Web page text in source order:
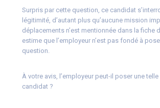
Surpris par cette question, ce candidat
légitimité, d’autant plus qu’aucune mission
déplacements n’est mentionnée dans la fiche
estime que l’employeur n’est pas fondé à
question.
À votre avis, l’employeur peut-il poser une
candidat ?